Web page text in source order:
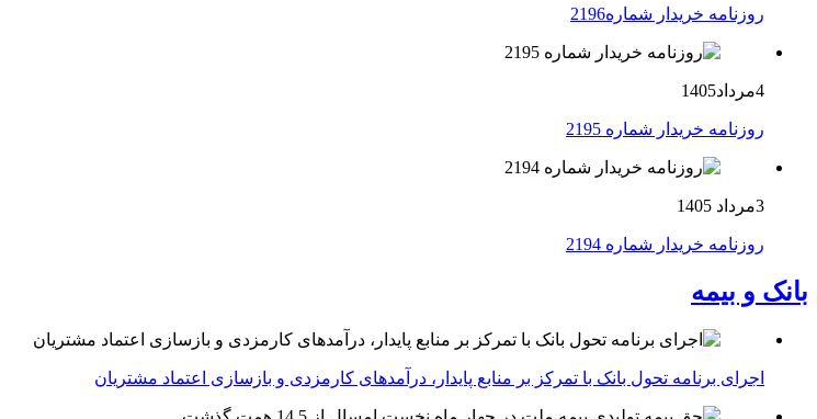
روزنامه خریدار شماره2196
4مرداد1405
روزنامه خریدار شماره 2195
3مرداد 1405
روزنامه خریدار شماره 2194
بانک و بیمه
اجرای برنامه تحول بانک با تمرکز بر منابع پایدار، درآمدهای کارمزدی و بازسازی اعتماد مشتریان